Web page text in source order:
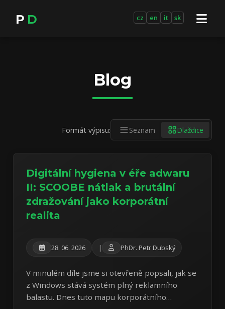
P D cz en it sk
Blog
Formát výpisu: Seznam Dlaždice
Digitální hygiena v éře adwaru
II: SCOOBE nátlak a brutální
zdražování jako korporátní
realita
28. 06. 2026 | PhDr. Petr Dubský
V minulém díle jsme si otevřeně popsali, jak se
z Windows stává systém plný reklamního
balastu. Dnes tuto mapu korporátního